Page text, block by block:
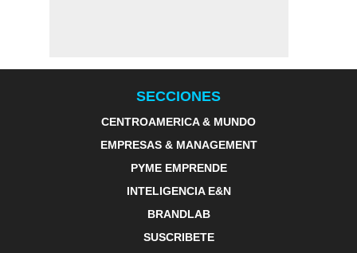
SECCIONES
CENTROAMERICA & MUNDO
EMPRESAS & MANAGEMENT
PYME EMPRENDE
INTELIGENCIA E&N
BRANDLAB
SUSCRIBETE